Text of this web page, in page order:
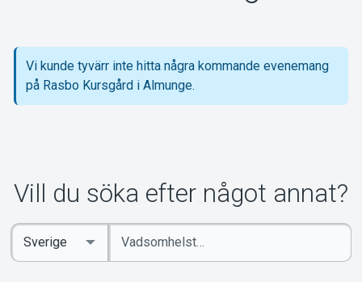
Om Tickster
Vi kunde tyvärr inte hitta några kommande evenemang
på Rasbo Kursgård i Almunge.
Vill du söka efter något annat?
Ange
sökord
Select
Country